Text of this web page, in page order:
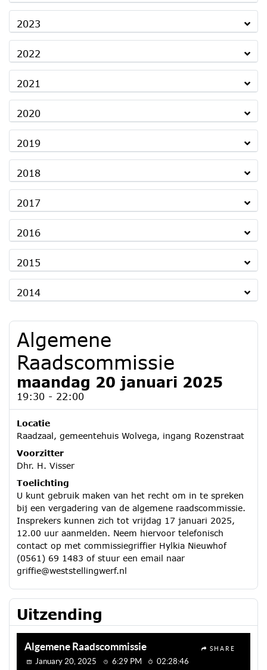
2023
2022
2021
2020
2019
2018
2017
2016
2015
2014
Algemene
Raadscommissie
maandag 20 januari 2025
19:30 - 22:00
Locatie
Raadzaal, gemeentehuis Wolvega, ingang Rozenstraat
Voorzitter
Dhr. H. Visser
Toelichting
U kunt gebruik maken van het recht om in te spreken
bij een vergadering van de algemene raadscommissie.
Insprekers kunnen zich tot vrijdag 17 januari 2025,
12.00 uur aanmelden. Neem hiervoor telefonisch
contact op met commissiegriffier Hylkia Nieuwhof
(0561) 69 1483 of stuur een email naar
griffie@weststellingwerf.nl
Uitzending